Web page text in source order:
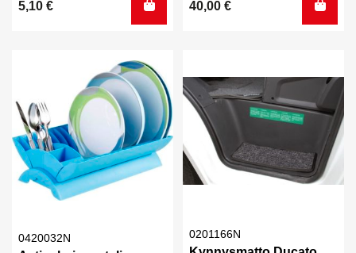
5,10 € 40,00 €
0420032N 0201166N